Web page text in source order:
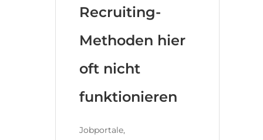
Recruiting-
Methoden hier
oft nicht
funktionieren
Jobportale,